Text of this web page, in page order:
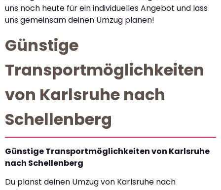
uns noch heute für ein individuelles Angebot und lass
uns gemeinsam deinen Umzug planen!
Günstige
Transportmöglichkeiten
von Karlsruhe nach
Schellenberg
Günstige Transportmöglichkeiten von Karlsruhe
nach Schellenberg
Du planst deinen Umzug von Karlsruhe nach